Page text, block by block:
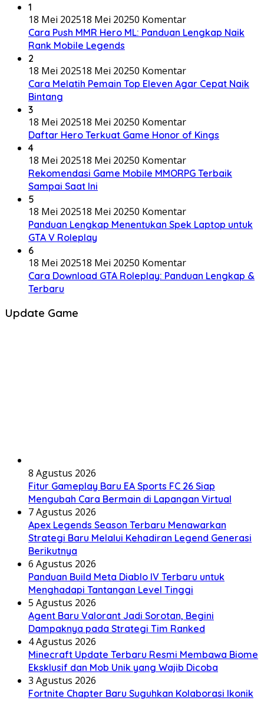
1
18 Mei 202518 Mei 20250 Komentar
Cara Push MMR Hero ML: Panduan Lengkap Naik
Rank Mobile Legends
2
18 Mei 202518 Mei 20250 Komentar
Cara Melatih Pemain Top Eleven Agar Cepat Naik
Bintang
3
18 Mei 202518 Mei 20250 Komentar
Daftar Hero Terkuat Game Honor of Kings
4
18 Mei 202518 Mei 20250 Komentar
Rekomendasi Game Mobile MMORPG Terbaik
Sampai Saat Ini
5
18 Mei 202518 Mei 20250 Komentar
Panduan Lengkap Menentukan Spek Laptop untuk
GTA V Roleplay
6
18 Mei 202518 Mei 20250 Komentar
Cara Download GTA Roleplay: Panduan Lengkap &
Terbaru
Update Game
8 Agustus 2026
Fitur Gameplay Baru EA Sports FC 26 Siap
Mengubah Cara Bermain di Lapangan Virtual
7 Agustus 2026
Apex Legends Season Terbaru Menawarkan
Strategi Baru Melalui Kehadiran Legend Generasi
Berikutnya
6 Agustus 2026
Panduan Build Meta Diablo IV Terbaru untuk
Menghadapi Tantangan Level Tinggi
5 Agustus 2026
Agent Baru Valorant Jadi Sorotan, Begini
Dampaknya pada Strategi Tim Ranked
4 Agustus 2026
Minecraft Update Terbaru Resmi Membawa Biome
Eksklusif dan Mob Unik yang Wajib Dicoba
3 Agustus 2026
Fortnite Chapter Baru Suguhkan Kolaborasi Ikonik